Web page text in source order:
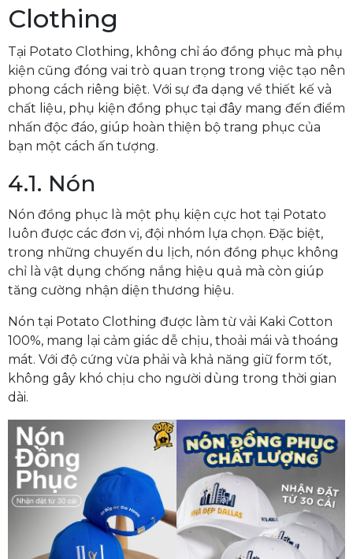
Clothing
Tại Potato Clothing, không chỉ áo đồng phục mà phụ
kiện cũng đóng vai trò quan trọng trong việc tạo nên
phong cách riêng biệt. Với sự đa dạng về thiết kế và
chất liệu, phụ kiện đồng phục tại đây mang đến điểm
nhấn độc đáo, giúp hoàn thiện bộ trang phục của
bạn một cách ấn tượng.
4.1. Nón
Nón đồng phục là một phụ kiện cực hot tại Potato
luôn được các đơn vị, đội nhóm lựa chọn. Đặc biệt,
trong những chuyến du lịch, nón đồng phục không
chỉ là vật dụng chống nắng hiệu quả mà còn giúp
tăng cường nhận diện thương hiệu.
Nón tại Potato Clothing được làm từ vải Kaki Cotton
100%, mang lại cảm giác dễ chịu, thoải mái và thoáng
mát. Với độ cứng vừa phải và khả năng giữ form tốt,
không gây khó chịu cho người dùng trong thời gian
dài.